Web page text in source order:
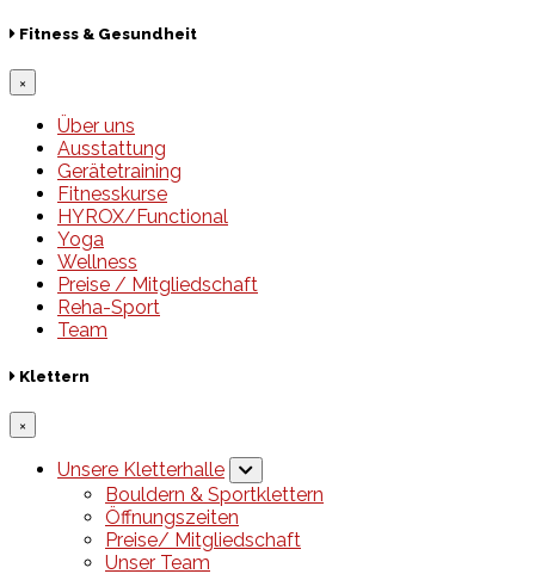
Fitness & Gesundheit
×
Über uns
Ausstattung
Gerätetraining
Fitnesskurse
HYROX/Functional
Yoga
Wellness
Preise / Mitgliedschaft
Reha-Sport
Team
Klettern
×
Unsere Kletterhalle
Bouldern & Sportklettern
Öffnungszeiten
Preise/ Mitgliedschaft
Unser Team